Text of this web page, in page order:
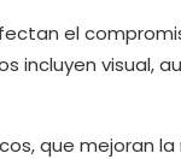
el
incluyen visual,
que mejoran